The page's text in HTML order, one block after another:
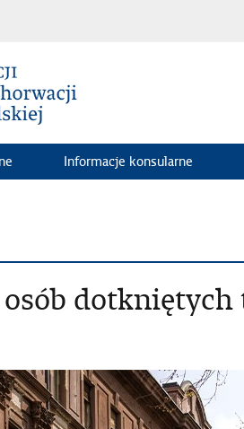
Informacje konsularne